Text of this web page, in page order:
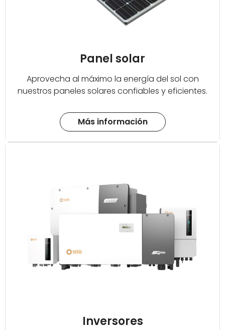
Panel solar
Aprovecha al máximo la energía del sol con
nuestros paneles solares confiables y eficientes.
Más información
Inversores